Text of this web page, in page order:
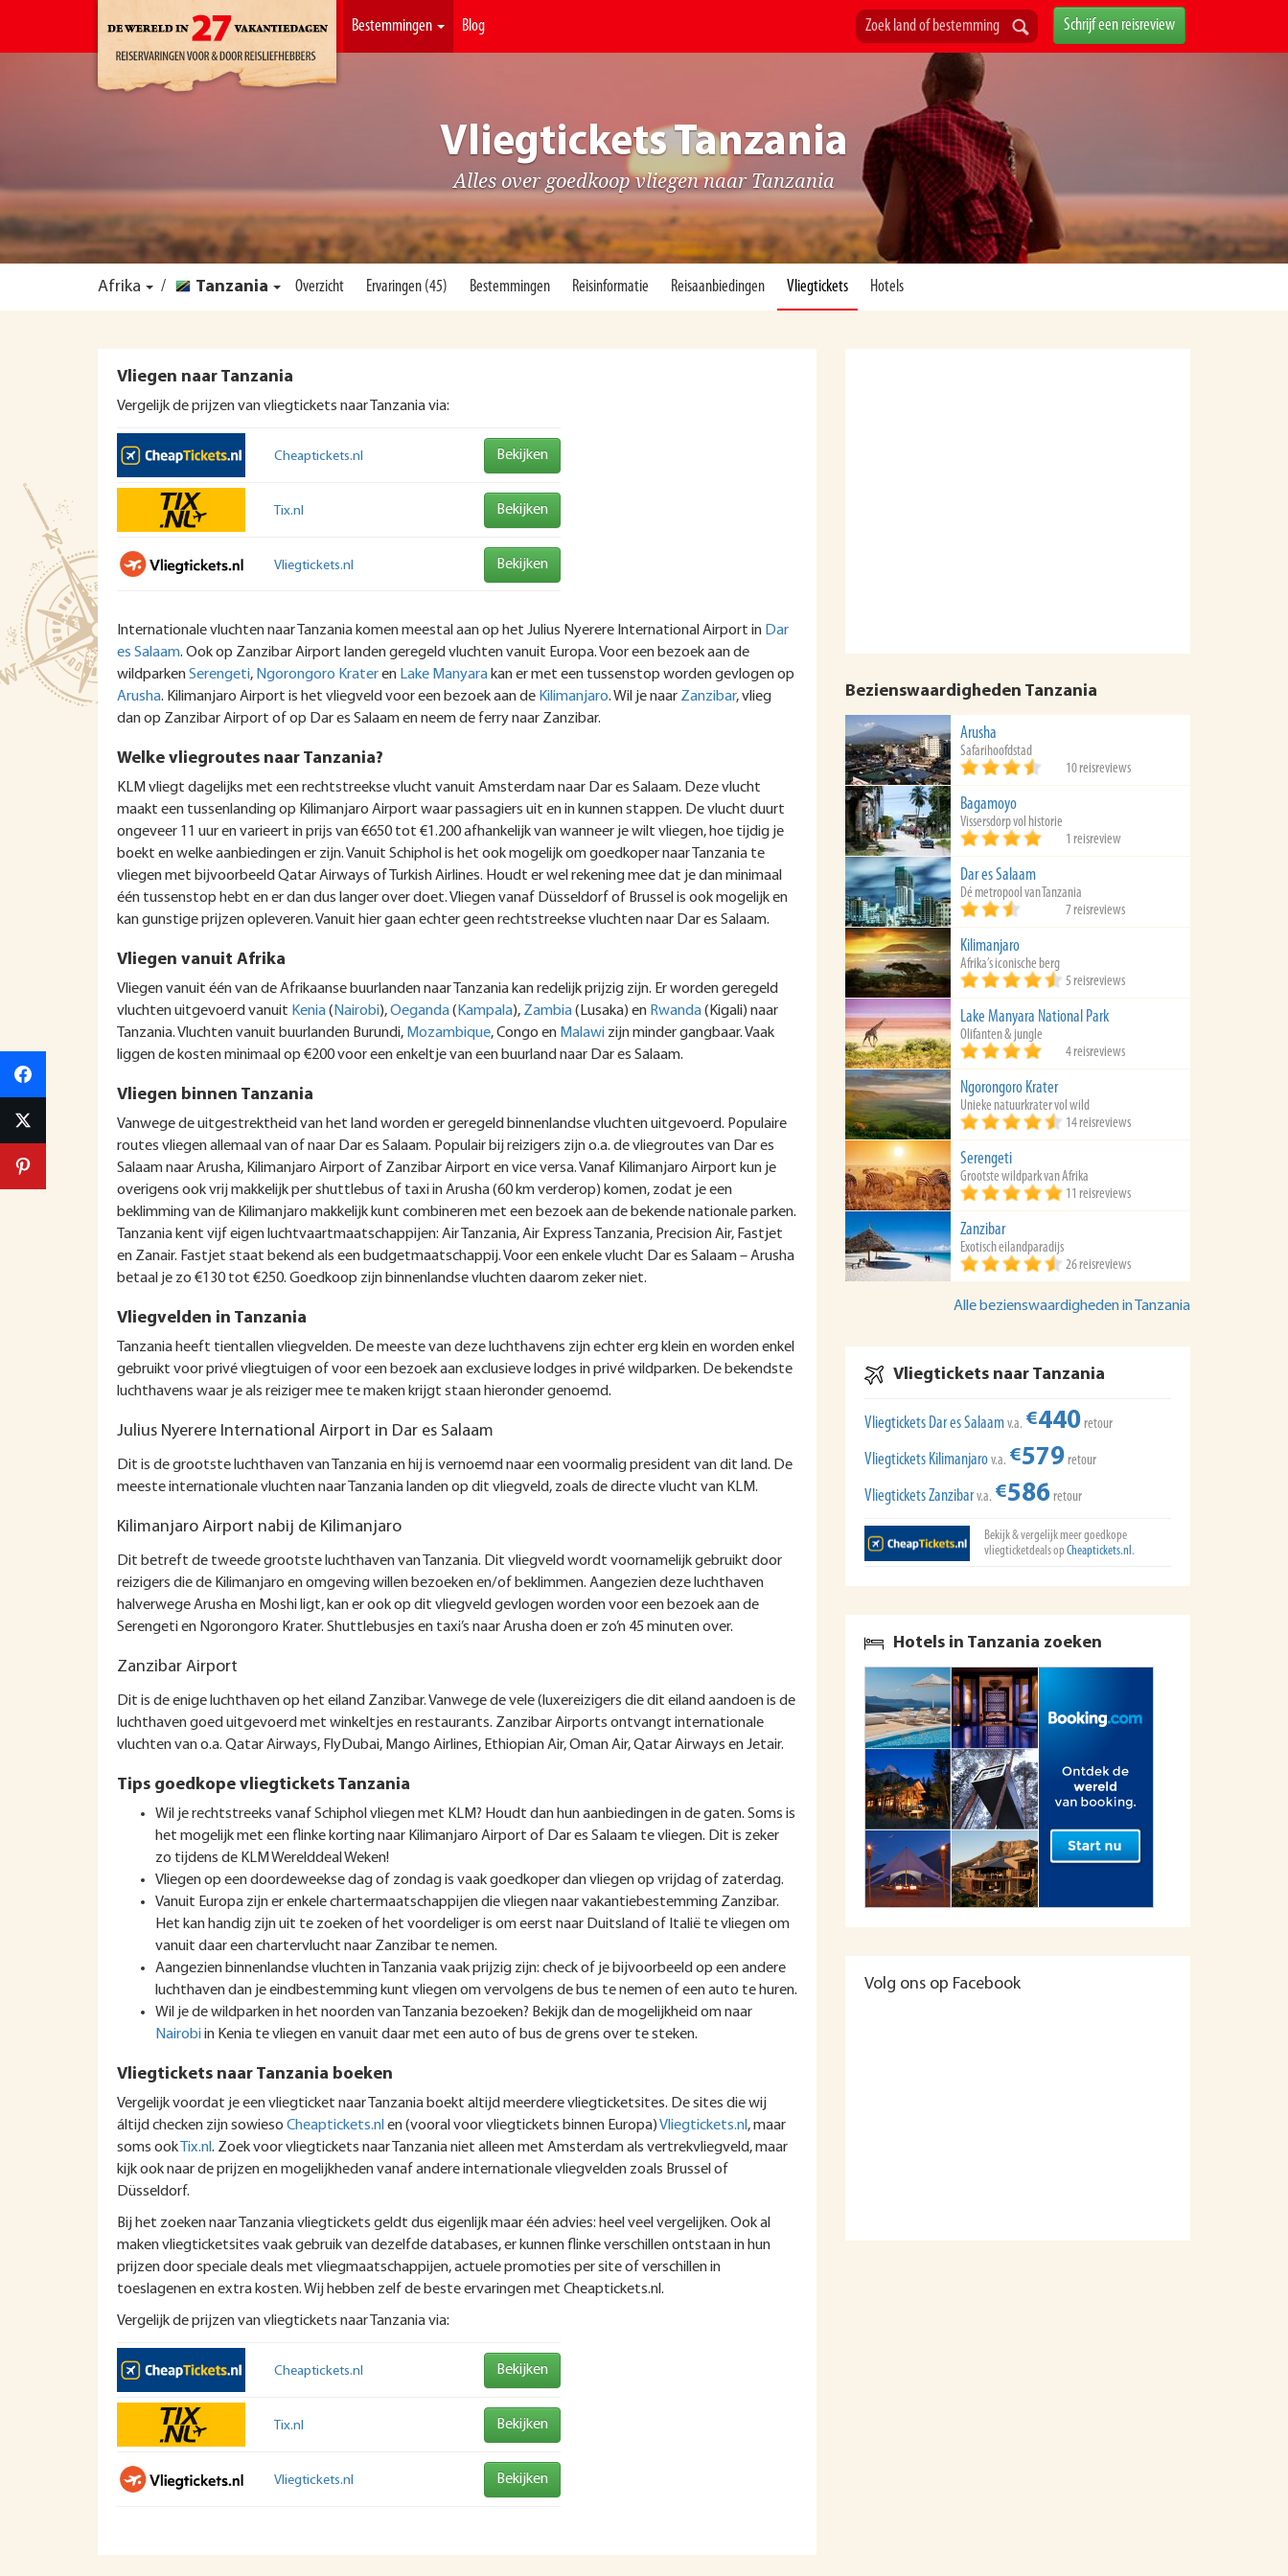
Bestemmingen Blog Schrijf een reisreview
Vliegtickets Tanzania
Alles over goedkoop vliegen naar Tanzania
Afrika / Tanzania Overzicht Ervaringen (45) Bestemmingen Reisinformatie Reisaanbiedingen Vliegtickets Hotels
Vliegen naar Tanzania
Vergelijk de prijzen van vliegtickets naar Tanzania via:
Cheaptickets.nl Bekijken
Tix.nl Bekijken
Vliegtickets.nl Bekijken
Internationale vluchten naar Tanzania komen meestal aan op het Julius Nyerere International Airport in Dar
es Salaam. Ook op Zanzibar Airport landen geregeld vluchten vanuit Europa. Voor een bezoek aan de
wildparkenSerengeti, Ngorongoro Krateren Lake Manyarakan er met een tussenstop worden gevlogen op
Arusha. Kilimanjaro Airport is het vliegveld voor een bezoek aan de Kilimanjaro. Wil je naar Zanzibar, vlieg
dan op Zanzibar Airport of op Dar es Salaam en neem de ferry naar Zanzibar.
Welke vliegroutes naar Tanzania?
KLM vliegt dagelijks met een rechtstreekse vlucht vanuit Amsterdam naar Dar es Salaam. Deze vlucht
maakt een tussenlanding op Kilimanjaro Airport waar passagiers uit en in kunnen stappen. De vlucht duurt
ongeveer 11 uur en varieert in prijs van €650 tot €1.200 afhankelijk van wanneer je wilt vliegen, hoe tijdig je
boekt en welke aanbiedingen er zijn. Vanuit Schiphol is het ook mogelijk om goedkoper naar Tanzania te
vliegen met bijvoorbeeld Qatar Airways of Turkish Airlines. Houdt er wel rekening mee dat je dan minimaal
één tussenstop hebt en er dan dus langer over doet. Vliegen vanaf Düsseldorf of Brussel is ook mogelijk en
kan gunstige prijzen opleveren. Vanuit hier gaan echter geen rechtstreekse vluchten naar Dar es Salaam.
Vliegen vanuit Afrika
Vliegen vanuit één van de Afrikaanse buurlanden naar Tanzania kan redelijk prijzig zijn. Er worden geregeld
vluchten uitgevoerd vanuit Kenia(Nairobi),Oeganda(Kampala), Zambia(Lusaka) en Rwanda(Kigali) naar
Tanzania. Vluchten vanuit buurlanden Burundi, Mozambique, Congo en Malawi zijn minder gangbaar. Vaak
liggen de kosten minimaal op €200 voor een enkeltje van een buurland naar Dar es Salaam.
Vliegen binnen Tanzania
Vanwege de uitgestrektheid van het land worden er geregeld binnenlandse vluchten uitgevoerd. Populaire
routes vliegen allemaal van of naar Dar es Salaam. Populair bij reizigers zijn o.a. de vliegroutes van Dar es
Salaam naar Arusha, Kilimanjaro Airport of Zanzibar Airport en vice versa. Vanaf Kilimanjaro Airport kun je
overigens ook vrij makkelijk per shuttlebus of taxi in Arusha (60 km verderop) komen, zodat je een
beklimming van de Kilimanjaro makkelijk kunt combineren met een bezoek aan de bekende nationale parken.
Tanzania kent vijf eigen luchtvaartmaatschappijen: Air Tanzania, Air Express Tanzania, Precision Air, Fastjet
en Zanair. Fastjet staat bekend als een budgetmaatschappij. Voor een enkele vlucht Dar es Salaam – Arusha
betaal je zo €130 tot €250. Goedkoop zijn binnenlandse vluchten daarom zeker niet.
Vliegvelden in Tanzania
Tanzania heeft tientallen vliegvelden. De meeste van deze luchthavens zijn echter erg klein en worden enkel
gebruikt voor privé vliegtuigen of voor een bezoek aan exclusieve lodges in privé wildparken. De bekendste
luchthavens waar je als reiziger mee te maken krijgt staan hieronder genoemd.
Julius Nyerere International Airport in Dar es Salaam
Dit is de grootste luchthaven van Tanzania en hij is vernoemd naar een voormalig president van dit land. De
meeste internationale vluchten naar Tanzania landen op dit vliegveld, zoals de directe vlucht van KLM.
Kilimanjaro Airport nabij de Kilimanjaro
Dit betreft de tweede grootste luchthaven van Tanzania. Dit vliegveld wordt voornamelijk gebruikt door
reizigers die de Kilimanjaro en omgeving willen bezoeken en/of beklimmen. Aangezien deze luchthaven
halverwege Arusha en Moshi ligt, kan er ook op dit vliegveld gevlogen worden voor een bezoek aan de
Serengeti en Ngorongoro Krater. Shuttlebusjes en taxi’s naar Arusha doen er zo’n 45 minuten over.
Zanzibar Airport
Dit is de enige luchthaven op het eiland Zanzibar. Vanwege de vele (luxereizigers die dit eiland aandoen is de
luchthaven goed uitgevoerd met winkeltjes en restaurants. Zanzibar Airports ontvangt internationale
vluchten van o.a. Qatar Airways, FlyDubai, Mango Airlines, Ethiopian Air, Oman Air, Qatar Airways en Jetair.
Tips goedkope vliegtickets Tanzania
Wil je rechtstreeks vanaf Schiphol vliegen met KLM? Houdt dan hun aanbiedingen in de gaten. Soms is
het mogelijk met een flinke korting naar Kilimanjaro Airport of Dar es Salaam te vliegen. Dit is zeker
zo tijdens de KLM Werelddeal Weken!
Vliegen op een doordeweekse dag of zondag is vaak goedkoper dan vliegen op vrijdag of zaterdag.
Vanuit Europa zijn er enkele chartermaatschappijen die vliegen naar vakantiebestemming Zanzibar.
Het kan handig zijn uit te zoeken of het voordeliger is om eerst naar Duitsland of Italië te vliegen om
vanuit daar een chartervlucht naar Zanzibar te nemen.
Aangezien binnenlandse vluchten in Tanzania vaak prijzig zijn: check of je bijvoorbeeld op een andere
luchthaven dan je eindbestemming kunt vliegen om vervolgens de bus te nemen of een auto te huren.
Wil je de wildparken in het noorden van Tanzania bezoeken? Bekijk dan de mogelijkheid om naar
Nairobiin Kenia te vliegen en vanuit daar met een auto of bus de grens over te steken.
Vliegtickets naar Tanzania boeken
Vergelijk voordat je een vliegticket naar Tanzania boekt altijd meerdere vliegticketsites. De sites die wij
áltijd checken zijn sowieso Cheaptickets.nlen (vooral voor vliegtickets binnen Europa)Vliegtickets.nl, maar
soms ook Tix.nl. Zoek voor vliegtickets naar Tanzania niet alleen met Amsterdam als vertrekvliegveld, maar
kijk ook naar de prijzen en mogelijkheden vanaf andere internationale vliegvelden zoals Brussel of
Düsseldorf.
Bij het zoeken naar Tanzania vliegtickets geldt dus eigenlijk maar één advies: heel veel vergelijken. Ook al
maken vliegticketsites vaak gebruik van dezelfde databases, er kunnen flinke verschillen ontstaan in hun
prijzen door speciale deals met vliegmaatschappijen, actuele promoties per site of verschillen in
toeslagenen en extra kosten. Wij hebben zelf de beste ervaringen met Cheaptickets.nl.
Vergelijk de prijzen van vliegtickets naar Tanzania via:
Cheaptickets.nl Bekijken
Tix.nl Bekijken
Vliegtickets.nl Bekijken
Bezienswaardigheden Tanzania
Arusha
Safarihoofdstad
10 reisreviews
Bagamoyo
Vissersdorp vol historie
1 reisreview
Dar es Salaam
Dé metropool van Tanzania
7 reisreviews
Kilimanjaro
Afrika’s iconische berg
5 reisreviews
Lake Manyara National Park
Olifanten & jungle
4 reisreviews
Ngorongoro Krater
Unieke natuurkrater vol wild
14 reisreviews
Serengeti
Grootste wildpark van Afrika
11 reisreviews
Zanzibar
Exotisch eilandparadijs
26 reisreviews
Alle bezienswaardigheden in Tanzania
Vliegtickets naar Tanzania
Vliegtickets Dar es Salaam v.a. €440 retour
Vliegtickets Kilimanjaro v.a. €579 retour
Vliegtickets Zanzibar v.a. €586 retour
Bekijk & vergelijk meer goedkope
vliegticketdeals opCheaptickets.nl.
Hotels in Tanzania zoeken
Volg ons op Facebook